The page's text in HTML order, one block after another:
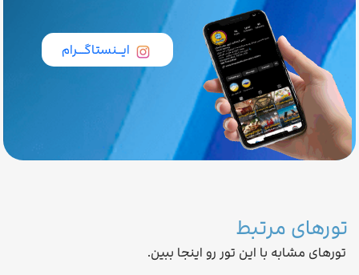
ایــنستاگـــرام
تورهای مرتبط
تورهای مشابه با این تور رو اینجا ببین.